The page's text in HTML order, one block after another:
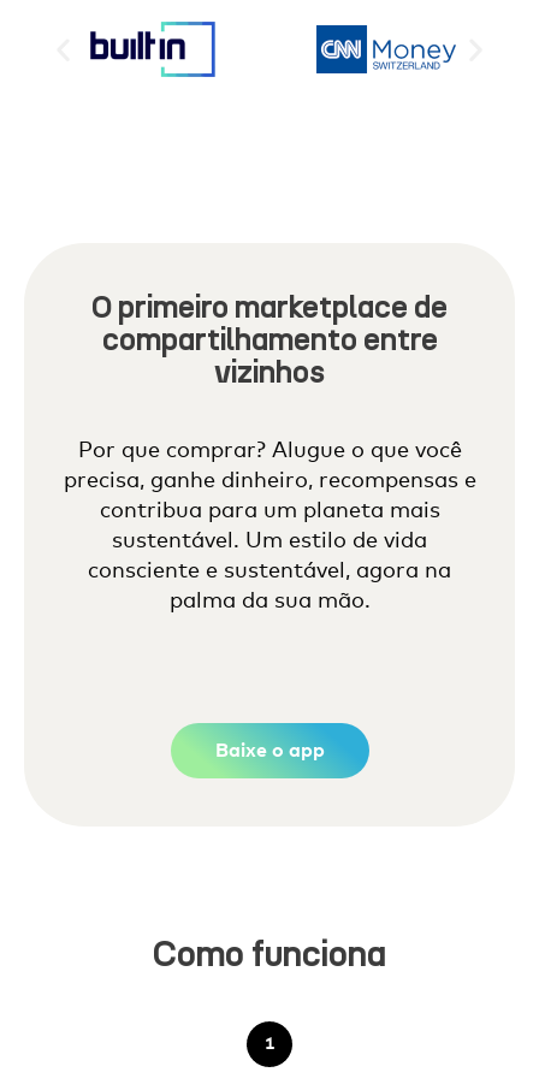
O primeiro marketplace de
compartilhamento entre
vizinhos
Por que comprar? Alugue o que você
precisa, ganhe dinheiro, recompensas e
contribua para um planeta mais
sustentável. Um estilo de vida
consciente e sustentável, agora na
palma da sua mão.
Baixe o app
Como funciona
1